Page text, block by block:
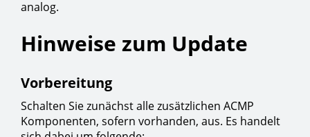
analog.
Hinweise zum Update
Vorbereitung
Schalten Sie zunächst alle zusätzlichen ACMP
Komponenten, sofern vorhanden, aus. Es handelt